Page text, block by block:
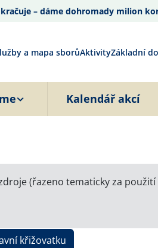
– dáme dohromady milion
a mapa sborůAktivityZákladní
Kalendář akcí
(řazeno tematicky za
křižovatku